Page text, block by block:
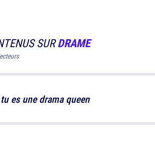
SURDRAME
es une drama queen